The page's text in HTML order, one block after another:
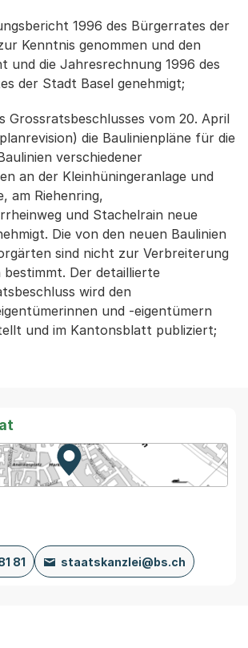
1996 des Bürgerrates der
Kenntnis genommen und den
und die Jahresrechnung 1996 des
der Stadt Basel genehmigt;
Grossratsbeschlusses vom 20. April
die Baulinienpläne für die
verschiedener
an der Kleinhüningeranlage und
am Riehenring,
und Stachelrain neue
Die von den neuen Baulinien
sind nicht zur Verbreiterung
bestimmt. Der detaillierte
wird den
und -eigentümern
und im Kantonsblatt publiziert;
Zur Karte von MapBS.
Externer Link, wird in einem
81 staatskanzlei@bs.ch